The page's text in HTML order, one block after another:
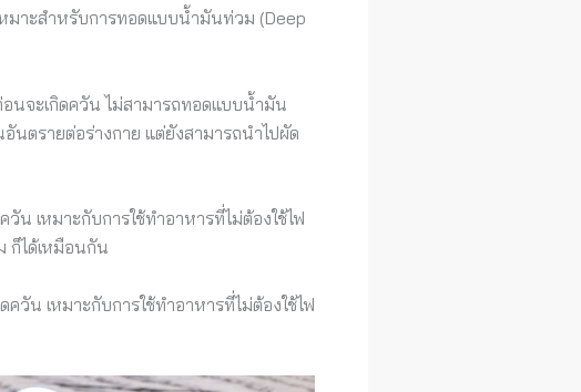
มาะสำหรับการทอดแบบน้ำมันท่วม (Deep
นจะเกิดควัน ไม่สามารถทอดแบบน้ำมัน
อันตรายต่อร่างกาย แต่ยังสามารถนำไปผัด
น เหมาะกับการใช้ทำอาหารที่ไม่ต้องใช้ไฟ
ก็ได้เหมือนกัน
วัน เหมาะกับการใช้ทำอาหารที่ไม่ต้องใช้ไฟ